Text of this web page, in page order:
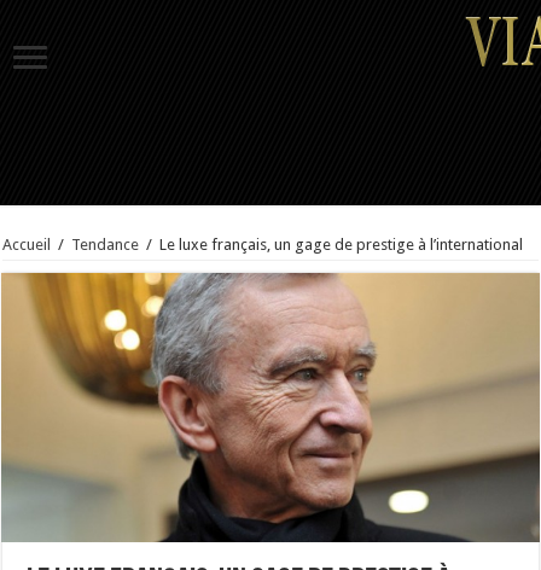
Accueil / Tendance / Le luxe français, un gage de prestige à l’international